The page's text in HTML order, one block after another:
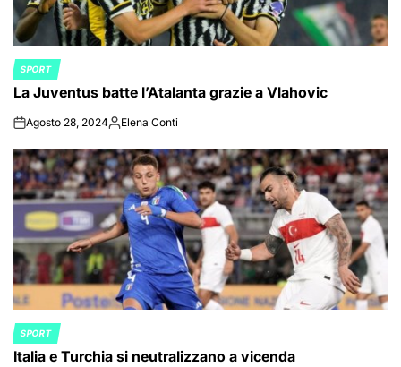
POSTED
IN
SPORT
La Juventus batte l’Atalanta grazie a Vlahovic
onAgosto 28, 2024Posted
Elena Conti
POSTED
IN
SPORT
Italia e Turchia si neutralizzano a vicenda